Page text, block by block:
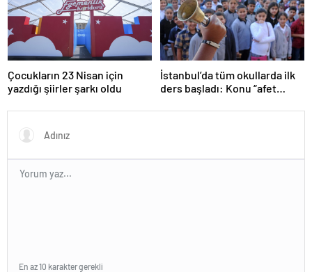
Çocukların 23 Nisan için
yazdığı şiirler şarkı oldu
İstanbul’da tüm okullarda ilk
ders başladı: Konu “afet
En az 10 karakter gerekli